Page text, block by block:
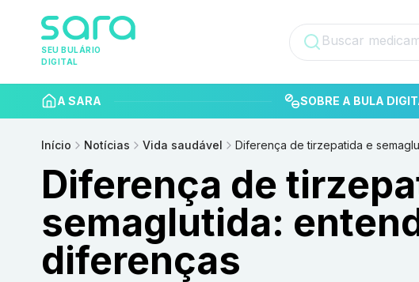
SEU BULÁRIO
DIGITAL
A SARA SOBRE A BULA
Início Notícias Vida saudável Diferença de tirzepatida e
Diferença de
semaglutida:
diferenças